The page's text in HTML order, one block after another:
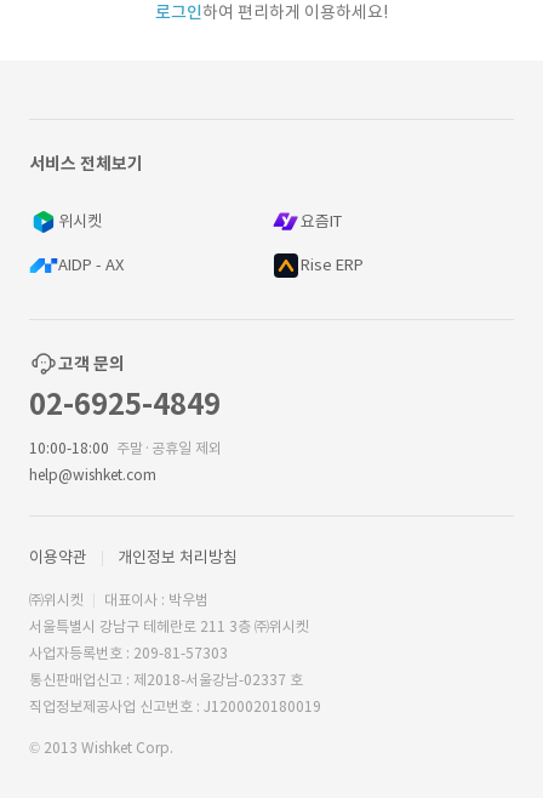
로그인하여 편리하게 이용하세요!
서비스 전체보기
위시켓 요즘IT
AIDP - AX Rise ERP
고객 문의
02-6925-4849
10:00-18:00 주말·공휴일 제외
help@wishket.com
이용약관 개인정보 처리방침
㈜위시켓
대표이사 : 박우범
서울특별시 강남구 테헤란로 211 3층 ㈜위시켓
사업자등록번호 : 209-81-57303
통신판매업신고 : 제2018-서울강남-02337 호
직업정보제공사업 신고번호 : J1200020180019
© 2013 Wishket Corp.